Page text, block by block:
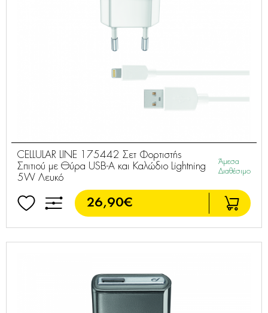
CELLULAR LINE 175442 Σετ Φορτιστής
Σπιτιού με Θύρα USB-A και Καλώδιο Lightning
5W Λευκό
Άμεσα
Διαθέσιμο
26,90€